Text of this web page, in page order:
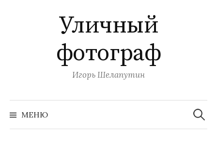
к
с
Уличный
фотограф
Игорь Шелапутин
МЕНЮ а
й